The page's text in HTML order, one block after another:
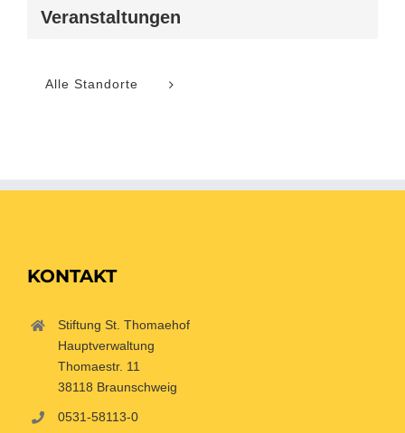
Veranstaltungen
Alle Standorte
KONTAKT
Stiftung St. Thomaehof
Hauptverwaltung
Thomaestr. 11
38118 Braunschweig
0531-58113-0